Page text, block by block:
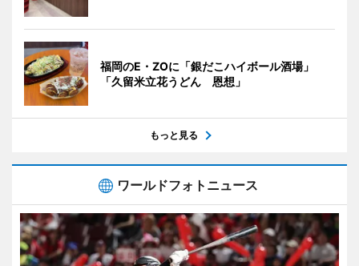
福岡のE・ZOに「銀だこハイボール酒場」
「久留米立花うどん 恩想」
もっと見る
ワールドフォトニュース